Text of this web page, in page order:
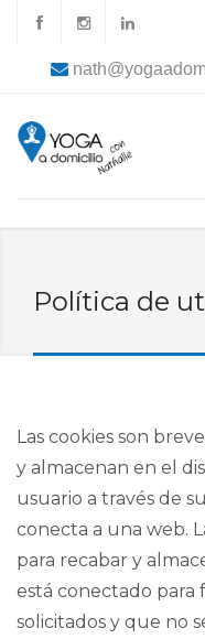
Política de
Las cookies son
y almacenan en el
usuario a través de
conecta a una web.
para recabar y
está conectado para
solicitados y que no